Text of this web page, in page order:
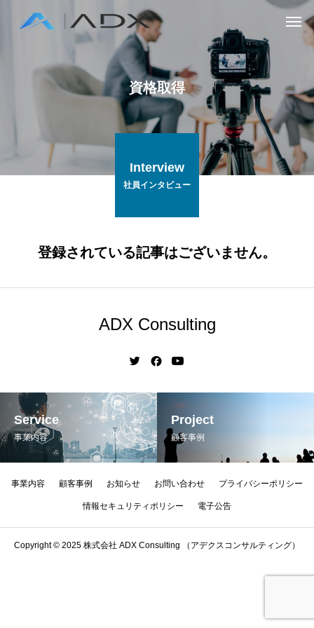
資格取得
Interview
社員インタビュー
登録されている記事はございません。
ADX Consulting
Service
事業内容
Project
顧客事例
事業内容 顧客事例 お知らせ お問い合わせ プライバシーポリシー
情報セキュリティポリシー 電子公告
Copyright © 2025 株式会社 ADX Consulting （アデクスコンサルティング）